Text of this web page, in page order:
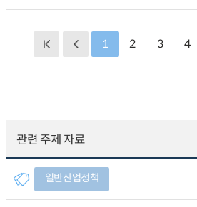
1 2 3 4
관련 주제 자료
일반산업정책